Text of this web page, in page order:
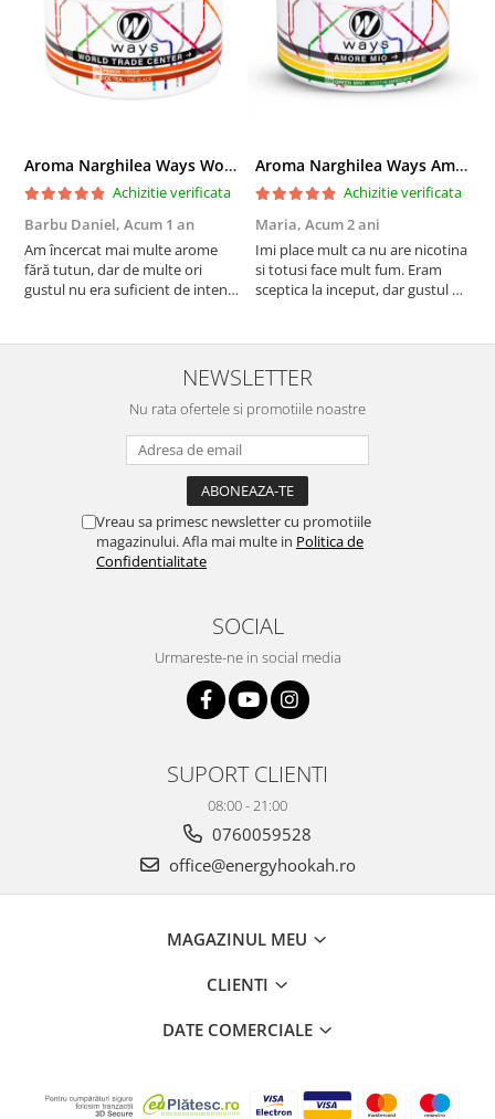
Aroma Narghilea Ways World Trade Center - Piersica cu Ice Tea, 200gr
Achizitie verificata
Barbu Daniel, Acum 1 an
Am încercat mai multe arome
fără tutun, dar de multe ori
gustul nu era suficient de intens.
pe toată durata sesiunii. Chiar
dacă nu conține tutun, senzația
Aroma Narghilea Ways Amore - Banana, Ananas si Menta, 200gr
Achizitie verificata
Maria, Acum 2 ani
Imi place mult ca nu are nicotina
si totusi face mult fum. Eram
sceptica la inceput, dar gustul de
ramane miros neplacut in
camera de tutun sau tigara.
NEWSLETTER
Nu rata ofertele si promotiile noastre
Vreau sa primesc newsletter cu promotiile
magazinului. Afla mai multe in Politica de
Confidentialitate
SOCIAL
Urmareste-ne in social media
SUPORT CLIENTI
08:00 - 21:00
0760059528
office@energyhookah.ro
MAGAZINUL MEU
CLIENTI
DATE COMERCIALE